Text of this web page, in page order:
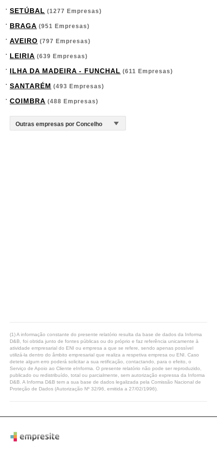
SETÚBAL (1277 Empresas)
BRAGA (951 Empresas)
AVEIRO (797 Empresas)
LEIRIA (639 Empresas)
ILHA DA MADEIRA - FUNCHAL (611 Empresas)
SANTARÉM (493 Empresas)
COIMBRA (488 Empresas)
(1) A informação constante do presente relatório resulta da base de dados da Informa
D&B, foi obtida junto de fontes públicas ou do próprio e faz referência unicamente à
atividade empresarial do ENI ou empresa a que se refere, sendo apenas possível
utilizá-la dentro do âmbito empresarial que realiza a respetiva empresa ou ENI. Caso
detete algum erro poderá solicitar a sua retificação, contactando, para o efeito, o
Serviço de Apoio ao Cliente eInforma. O presente relatório não pode ser reproduzido,
publicado ou redistribuído, total ou parcialmente, sem autorização expressa da Informa
D&B. A Informa D&B tem a sua base de dados legalizada pela Comissão Nacional de
Proteção de Dados (Autorização Nº 32/96, emitida a 27/02/1996).